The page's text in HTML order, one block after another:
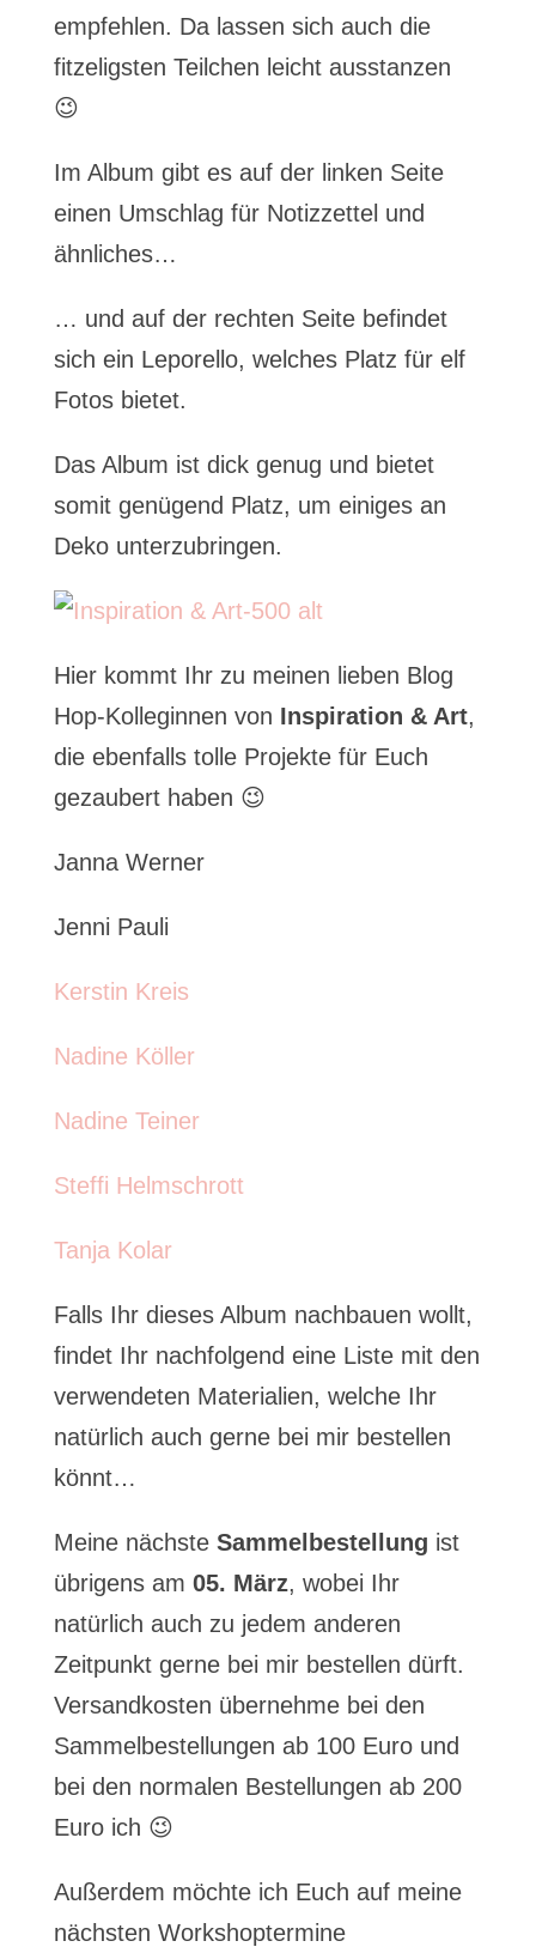
empfehlen. Da lassen sich auch die
fitzeligsten Teilchen leicht ausstanzen
😉
Im Album gibt es auf der linken Seite
einen Umschlag für Notizzettel und
ähnliches…
… und auf der rechten Seite befindet
sich ein Leporello, welches Platz für elf
Fotos bietet.
Das Album ist dick genug und bietet
somit genügend Platz, um einiges an
Deko unterzubringen.
Hier kommt Ihr zu meinen lieben Blog
Hop-Kolleginnen von Inspiration & Art,
die ebenfalls tolle Projekte für Euch
gezaubert haben 😉
Janna Werner
Jenni Pauli
Kerstin Kreis
Nadine Köller
Nadine Teiner
Steffi Helmschrott
Tanja Kolar
Falls Ihr dieses Album nachbauen wollt,
findet Ihr nachfolgend eine Liste mit den
verwendeten Materialien, welche Ihr
natürlich auch gerne bei mir bestellen
könnt…
Meine nächste Sammelbestellung ist
übrigens am 05. März, wobei Ihr
natürlich auch zu jedem anderen
Zeitpunkt gerne bei mir bestellen dürft.
Versandkosten übernehme bei den
Sammelbestellungen ab 100 Euro und
bei den normalen Bestellungen ab 200
Euro ich 😉
Außerdem möchte ich Euch auf meine
nächsten Workshoptermine